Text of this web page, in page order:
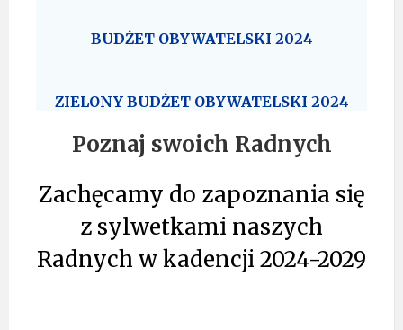
BUDŻET OBYWATELSKI 2024
ZIELONY BUDŻET OBYWATELSKI 2024
Poznaj swoich Radnych
Zachęcamy do zapoznania się
z sylwetkami naszych
Radnych w kadencji 2024-2029